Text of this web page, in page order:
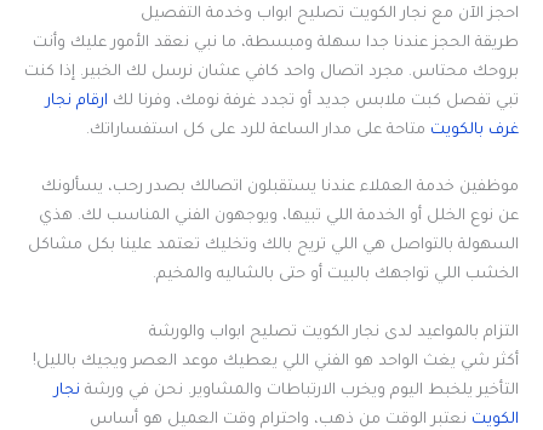
احجز الآن مع نجار الكويت تصليح ابواب وخدمة التفصيل
طريقة الحجز عندنا جدا سهلة ومبسطة، ما نبي نعقد الأمور عليك وأنت
بروحك محتاس. مجرد اتصال واحد كافي عشان نرسل لك الخبير. إذا كنت
تبي تفصل كبت ملابس جديد أو تجدد غرفة نومك، وفرنا لك ارقام نجار
غرف بالكويت متاحة على مدار الساعة للرد على كل استفساراتك.
موظفين خدمة العملاء عندنا يستقبلون اتصالك بصدر رحب، يسألونك
عن نوع الخلل أو الخدمة اللي تبيها، ويوجهون الفني المناسب لك. هذي
السهولة بالتواصل هي اللي تريح بالك وتخليك تعتمد علينا بكل مشاكل
الخشب اللي تواجهك بالبيت أو حتى بالشاليه والمخيم.
التزام بالمواعيد لدى نجار الكويت تصليح ابواب والورشة
أكثر شي يغث الواحد هو الفني اللي يعطيك موعد العصر ويجيك بالليل!
التأخير يلخبط اليوم ويخرب الارتباطات والمشاوير. نحن في ورشة نجار
الكويت نعتبر الوقت من ذهب، واحترام وقت العميل هو أساس